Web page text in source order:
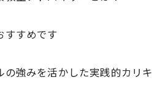
すすめです
の強みを活かした実践的カリ